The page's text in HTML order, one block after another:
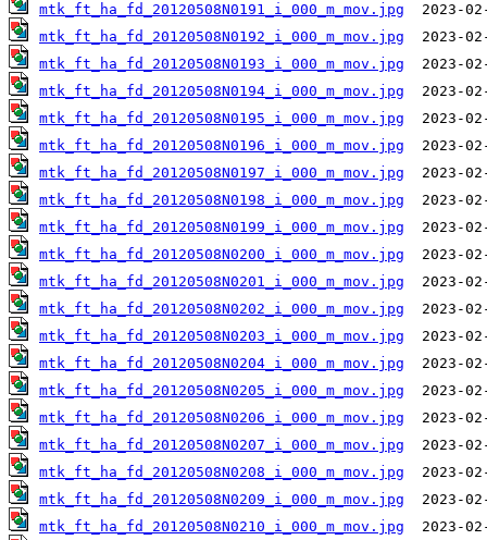
mtk_ft_ha_fd_20120508N0191_i_000_m_mov.jpg
mtk_ft_ha_fd_20120508N0192_i_000_m_mov.jpg
mtk_ft_ha_fd_20120508N0193_i_000_m_mov.jpg
mtk_ft_ha_fd_20120508N0194_i_000_m_mov.jpg
mtk_ft_ha_fd_20120508N0195_i_000_m_mov.jpg
mtk_ft_ha_fd_20120508N0196_i_000_m_mov.jpg
mtk_ft_ha_fd_20120508N0197_i_000_m_mov.jpg
mtk_ft_ha_fd_20120508N0198_i_000_m_mov.jpg
mtk_ft_ha_fd_20120508N0199_i_000_m_mov.jpg
mtk_ft_ha_fd_20120508N0200_i_000_m_mov.jpg
mtk_ft_ha_fd_20120508N0201_i_000_m_mov.jpg
mtk_ft_ha_fd_20120508N0202_i_000_m_mov.jpg
mtk_ft_ha_fd_20120508N0203_i_000_m_mov.jpg
mtk_ft_ha_fd_20120508N0204_i_000_m_mov.jpg
mtk_ft_ha_fd_20120508N0205_i_000_m_mov.jpg
mtk_ft_ha_fd_20120508N0206_i_000_m_mov.jpg
mtk_ft_ha_fd_20120508N0207_i_000_m_mov.jpg
mtk_ft_ha_fd_20120508N0208_i_000_m_mov.jpg
mtk_ft_ha_fd_20120508N0209_i_000_m_mov.jpg
mtk_ft_ha_fd_20120508N0210_i_000_m_mov.jpg